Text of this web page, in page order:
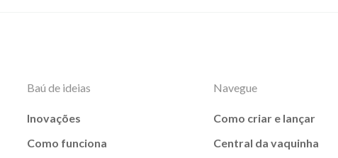
Baú de ideias
Inovações
Como funciona
Navegue
Como criar e lançar
Central da vaquinha